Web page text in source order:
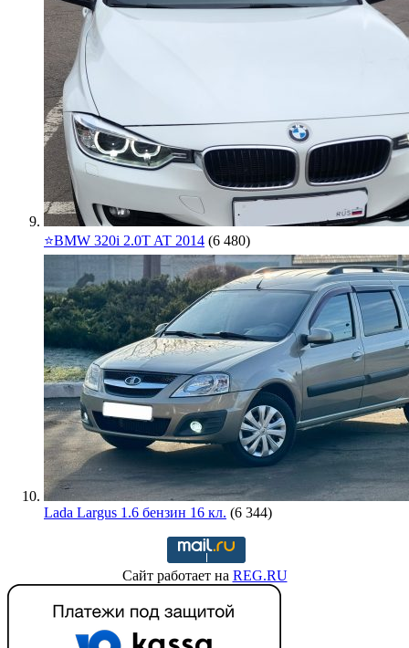
⭐️BMW 320i 2.0T AT 2014 (6 480)
Lada Largus 1.6 бензин 16 кл. (6 344)
Сайт работает на REG.RU